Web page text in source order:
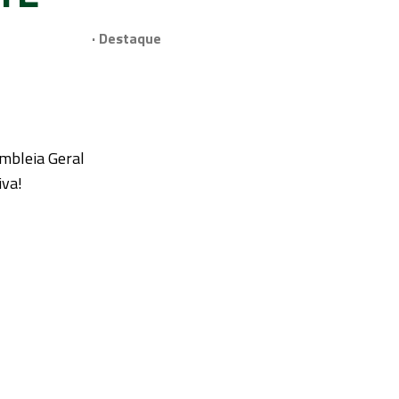
· Destaque
Geral